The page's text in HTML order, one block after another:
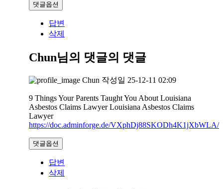
댓글옵션
답변
삭제
Chun님의 댓글의 댓글
Chun 작성일 25-12-11 02:09
9 Things Your Parents Taught You About Louisiana
Asbestos Claims Lawyer Louisiana Asbestos Claims
Lawyer
https://doc.adminforge.de/VXphDj88SKODh4K1jXbWLA/
댓글옵션
답변
삭제